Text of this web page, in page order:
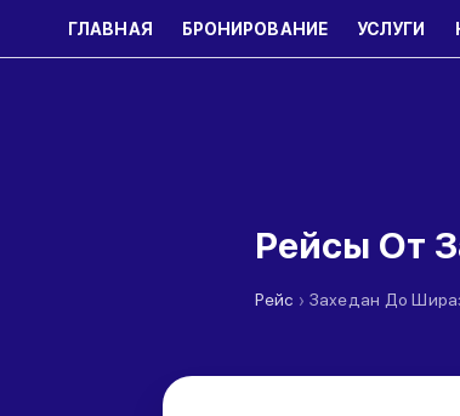
ГЛАВНАЯ БРОНИРОВАНИЕ УСЛУГИ
Рейсы От
Рейс › Захедан До